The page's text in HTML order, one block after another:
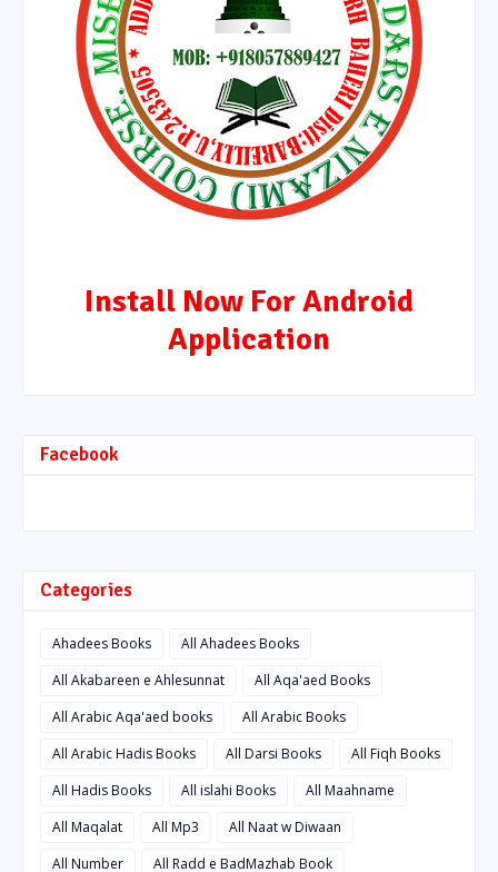
Install Now For Android
Application
Facebook
Categories
Ahadees Books
All Ahadees Books
All Akabareen e Ahlesunnat
All Aqa'aed Books
All Arabic Aqa'aed books
All Arabic Books
All Arabic Hadis Books
All Darsi Books
All Fiqh Books
All Hadis Books
All islahi Books
All Maahname
All Maqalat
All Mp3
All Naat w Diwaan
All Number
All Radd e BadMazhab Book